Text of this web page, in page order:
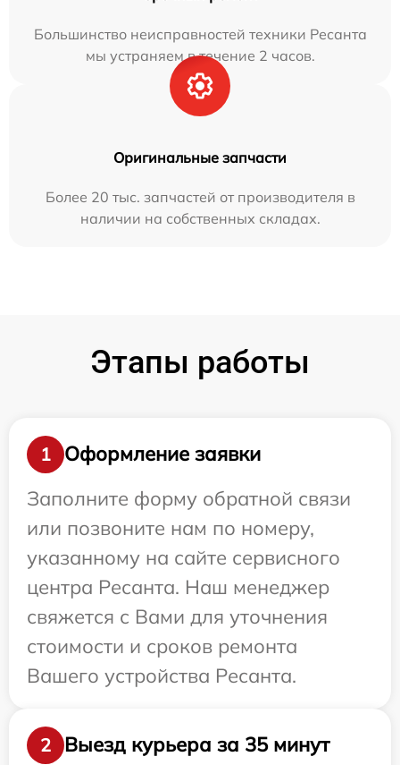
Большинство неисправностей техники Ресанта
мы устраняем в течение 2 часов.
Оригинальные запчасти
Более 20 тыс. запчастей от производителя в
наличии на собственных складах.
Этапы работы
1
Оформление заявки
Заполните форму обратной связи
или позвоните нам по номеру,
указанному на сайте сервисного
центра Ресанта. Наш менеджер
свяжется с Вами для уточнения
стоимости и сроков ремонта
Вашего устройства Ресанта.
2 Выезд курьера за 35 минут